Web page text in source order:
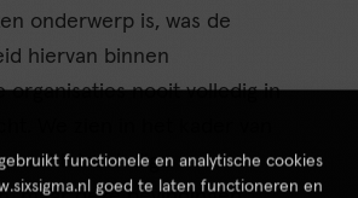
gebruikt functionele en analytische cookies
goed te laten functioneren en
onderwerp is, was de
hiervan binnen
organisaties nooit volledig in
kleinschalige